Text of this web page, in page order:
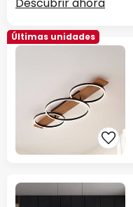
Descubrir ahora
Últimas unidades